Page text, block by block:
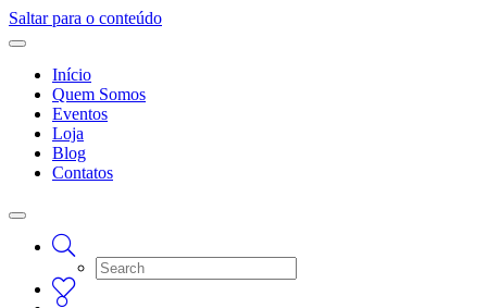
Saltar para o conteúdo
Início
Quem Somos
Eventos
Loja
Blog
Contatos